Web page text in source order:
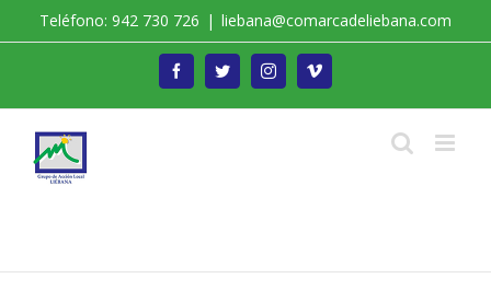
Teléfono: 942 730 726 | liebana@comarcadeliebana.com
FacebookTwitterInstagramVimeo